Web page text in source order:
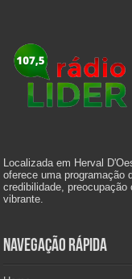
Localizada em Herval
oferece uma programação
credibilidade,
vibrante.
Navegação Rápida